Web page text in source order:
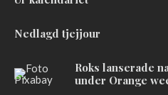
Nedlagd tjejjour
Roks lanserade
under Orange